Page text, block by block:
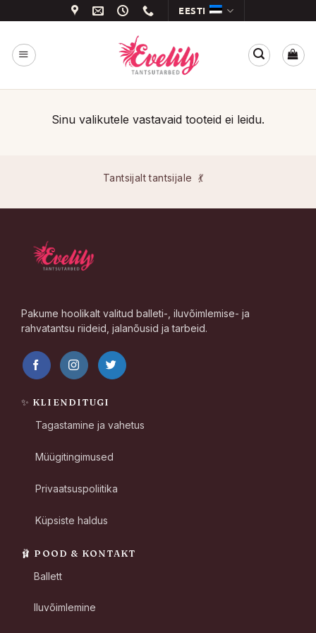
to
content
EESTI
Sinu valikutele vastavaid tooteid ei leidu.
Tantsijalt tantsijale 💃
Pakume hoolikalt valitud balleti-, iluvõimlemise- ja
rahvatantsu riideid, jalanõusid ja tarbeid.
✨ KLIENDITUGI
Tagastamine ja vahetus
Müügitingimused
Privaatsuspoliitika
Küpsiste haldus
🩰 POOD & KONTAKT
Ballett
Iluvõimlemine